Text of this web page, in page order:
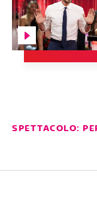
SPETTACOLO: